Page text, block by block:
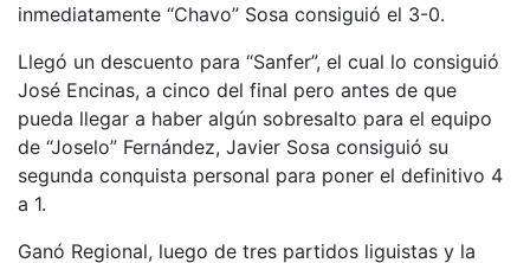
inmediatamente “Chavo” Sosa consiguió el 3-0.
Llegó un descuento para “Sanfer”, el cual lo consiguió
José Encinas, a cinco del final pero antes de que
pueda llegar a haber algún sobresalto para el equipo
de “Joselo” Fernández, Javier Sosa consiguió su
segunda conquista personal para poner el definitivo 4
a 1.
Ganó Regional, luego de tres partidos liguistas y la